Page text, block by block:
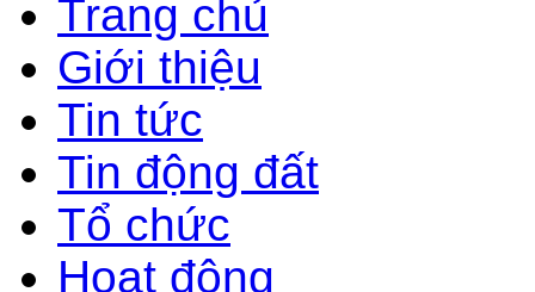
Trang chủ
Giới thiệu
Tin tức
Tin động đất
Tổ chức
Hoạt động